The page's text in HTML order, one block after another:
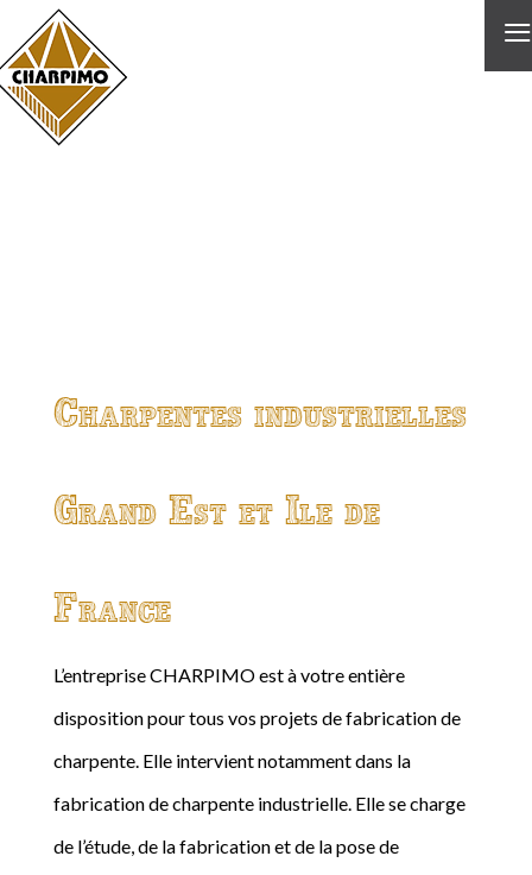
≡
Charpentes industrielles
Grand Est et Ile de
France
L’entreprise CHARPIMO est à votre entière
disposition pour tous vos projets de fabrication de
charpente. Elle intervient notamment dans la
fabrication de charpente industrielle. Elle se charge
de l’étude, de la fabrication et de la pose de